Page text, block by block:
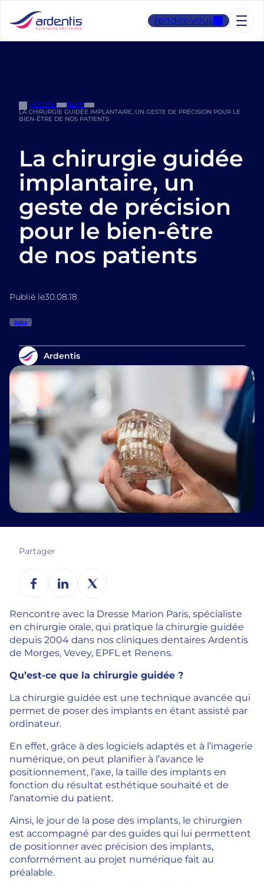
contenu
rendez-vous
ACCUEIL
BLOG
LA CHIRURGIE GUIDÉE IMPLANTAIRE, UN GESTE DE PRÉCISION POUR LE
BIEN-ÊTRE DE NOS PATIENTS
La chirurgie guidée
implantaire, un
geste de précision
pour le bien-être
de nos patients
Publié le30.08.18
Soins
Ardentis
Partager
Rencontre avec la Dresse Marion Paris, spécialiste
en chirurgie orale, qui pratique la chirurgie guidée
depuis 2004 dans nos cliniques dentaires Ardentis
de Morges, Vevey, EPFL et Renens.
Qu’est-ce que la chirurgie guidée ?
La chirurgie guidée est une technique avancée qui
permet de poser des implants en étant assisté par
ordinateur.
En effet, grâce à des logiciels adaptés et à l’imagerie
numérique, on peut planifier à l’avance le
positionnement, l’axe, la taille des implants en
fonction du résultat esthétique souhaité et de
l’anatomie du patient.
Ainsi, le jour de la pose des implants, le chirurgien
est accompagné par des guides qui lui permettent
de positionner avec précision des implants,
conformément au projet numérique fait au
préalable.